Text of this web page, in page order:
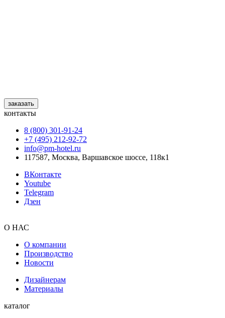
заказать
контакты
8 (800) 301‑91‑24
+7 (495) 212‑92‑72
info@pm-hotel.ru
117587, Москва, Варшавское шоссе, 118к1
ВКонтакте
Youtube
Telegram
Дзен
О НАС
О компании
Производство
Новости
Дизайнерам
Материалы
каталог